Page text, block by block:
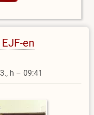
en
h – 09:41